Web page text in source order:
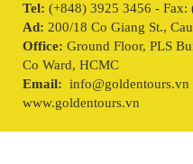
Tel: (+848) 3925 3456 - Fax:
Ad: 200/18 Co Giang St.,
Office: Ground Floor, PLS
Co Ward, HCMC
Email: info@goldentours.vn
www.goldentours.vn